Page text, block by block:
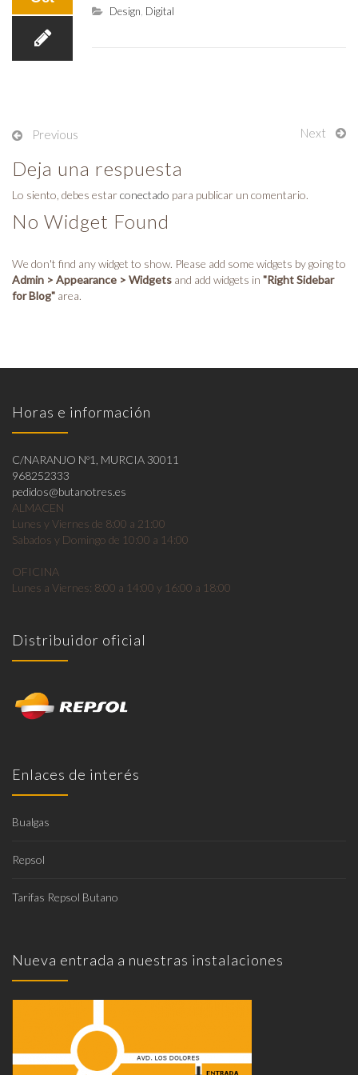
Design Digital
Post
navigation
Previous Next
Deja una respuesta
Lo siento, debes estarconectado para publicar un comentario.
No Widget Found
We don't find any widget to show. Please add some widgets by going to
Admin > Appearance > Widgets and add widgets in "Right Sidebar
for Blog" area.
Horas e información
C/NARANJO Nº1, MURCIA 30011
968252333
pedidos@butanotres.es
ALMACEN
Lunes y Viernes de 8:00 a 21:00
Sabados y Domingo de 10:00 a 14:00
OFICINA
Lunes a Viernes: 8:00 a 14:00 y 16:00 a 18:00
Distribuidor oficial
Enlaces de interés
Bualgas
Repsol
Tarifas Repsol Butano
Nueva entrada a nuestras instalaciones